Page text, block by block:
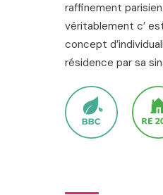
raffinement
véritablement c’
concept
résidence par sa